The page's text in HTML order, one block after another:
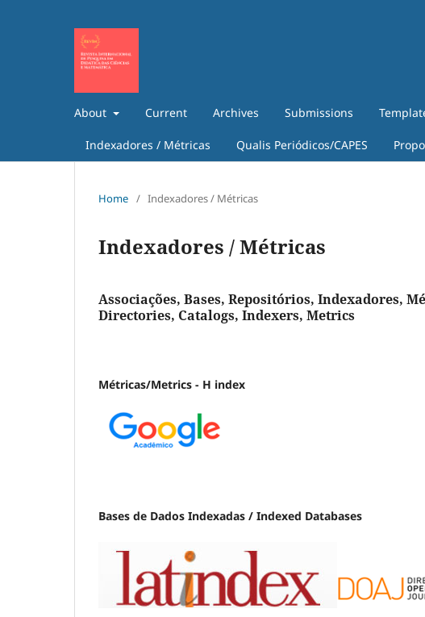
About Current Archives Submissions
Indexadores / Métricas Qualis Periódicos/CAPES
Home / Indexadores / Métricas
Indexadores / Métricas
Associações, Bases, Repositórios, Indexadores,
Directories, Catalogs, Indexers, Metrics
Métricas/Metrics - H index
Bases de Dados Indexadas / Indexed Databases